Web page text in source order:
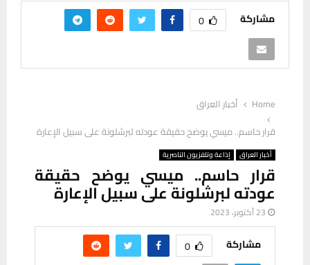
مشاركة 0
Home
أخبار العراق
قرار حاسم.. ميسي يوضح حقيقة عودته لبرشلونة على سبيل الإعارة
أخبار العراق إذاعة وتلفزيون الناصرية
قرار حاسم.. ميسي يوضح حقيقة
عودته لبرشلونة على سبيل الإعارة
23 أكتوبر، 2023
مشاركة 0